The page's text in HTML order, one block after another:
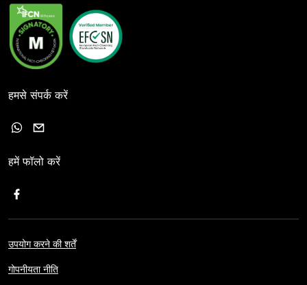
हमसे संपर्क करें
हमें फॉलो करें
उपयोग करने की शर्तें
गोपनीयता नीति